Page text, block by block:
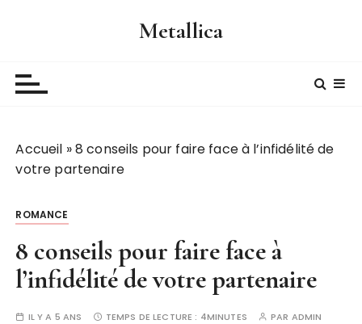
Metallica
Accueil »8 conseils pour faire face à l’infidélité de
votre partenaire
ROMANCE
8 conseils pour faire face à
l’infidélité de votre partenaire
IL Y A 5 ANS TEMPS DE LECTURE : 4MINUTES PAR ADMIN